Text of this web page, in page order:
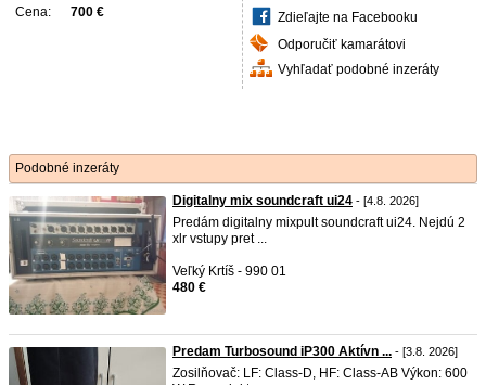
Cena: 700 €
Zdieľajte na Facebooku
Odporučiť kamarátovi
Vyhľadať podobné inzeráty
Podobné inzeráty
Digitalny mix soundcraft ui24 - [4.8. 2026]
Predám digitalny mixpult soundcraft ui24. Nejdú 2
xlr vstupy pret ...
Veľký Krtíš - 990 01
480 €
Predam Turbosound iP300 Aktívn ... - [3.8. 2026]
Zosilňovač: LF: Class-D, HF: Class-AB Výkon: 600